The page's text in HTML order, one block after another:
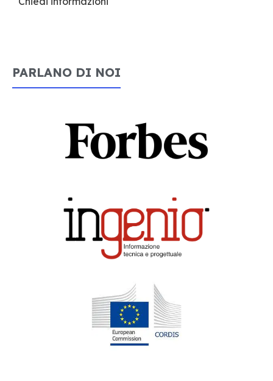
PARLANO DI NOI